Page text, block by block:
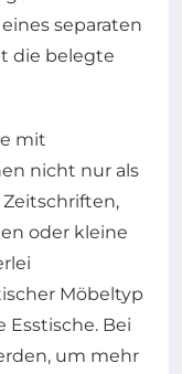
separaten
die belegte
mit
nicht nur als
oder kleine
Möbeltyp
Esstische. Bei
um mehr